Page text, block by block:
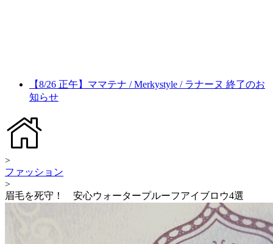
【8/26 正午】ママテナ / Merkystyle / ラナーヌ 終了のお
知らせ
>
ファッション
>
眉毛を死守！ 安心ウォータープルーフアイブロウ4選